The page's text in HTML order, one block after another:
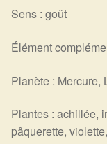
Sens : goût
Élément
Planète : Mercure,
Plantes : achillée,
pâquerette,